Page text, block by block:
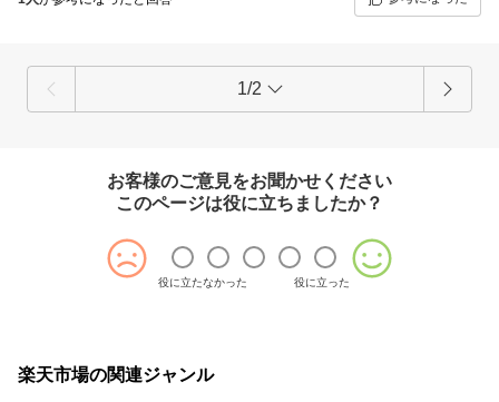
1/2
お客様のご意見をお聞かせください
このページは役に立ちましたか？
役に立たなかった 役に立った
楽天市場の関連ジャンル